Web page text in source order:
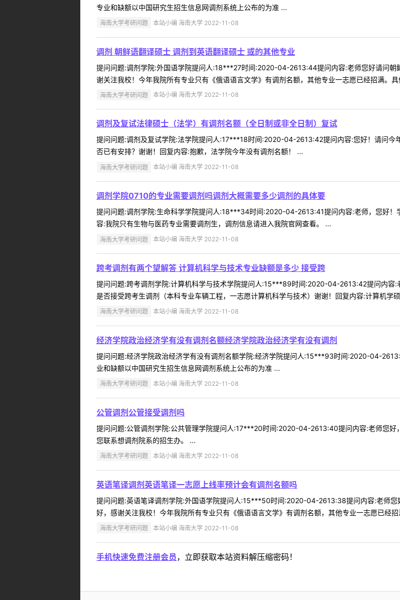
专业和缺额以中国研究生招生信息网调剂系统上公布的为准 ...
海南大学考研问题 本站小编 海南大学 2022-11-08
调剂 朝鲜语翻译硕士 调剂到英语翻译硕士 或的其他专业
提问问题:调剂学院:外国语学院提问人:18***27时间:2020-04-2613:44提问内容:老师您好请问朝
谢关注我校！今年我院所有专业只有《俄语语言文学》有调剂名额，其他专业一志愿已经招满。
海南大学考研问题 本站小编 海南大学 2022-11-08
调剂及复试法律硕士（法学）有调剂名额（全日制或非全日制）复试
提问问题:调剂及复试学院:法学院提问人:17***18时间:2020-04-2613:42提问内容:您好！请问今
否已有安排？谢谢！回复内容:抱歉，法学院今年没有调剂名额！ ...
海南大学考研问题 本站小编 海南大学 2022-11-08
调剂学院0710的专业需要调剂吗调剂大概需要多少调剂的具体要
提问问题:调剂学院:生命科学学院提问人:18***34时间:2020-04-2613:41提问内容:老师，您好
容:我院只有生物与医药专业需要调剂生，调剂信息请进入我院官网查看。 ...
海南大学考研问题 本站小编 海南大学 2022-11-08
跨考调剂有两个望解答 计算机科学与技术专业缺额是多少 接受跨
提问问题:跨考调剂学院:计算机科学与技术学院提问人:15***89时间:2020-04-2613:42提问内容:
是否接受跨考生调剂（本科专业车辆工程，一志愿计算机科学与技术）谢谢！回复内容:计算机学
海南大学考研问题 本站小编 海南大学 2022-11-08
经济学院政治经济学有没有调剂名额经济学院政治经济学有没有调剂
提问问题:经济学院政治经济学有没有调剂名额学院:经济学院提问人:15***93时间:2020-04-
业和缺额以中国研究生招生信息网调剂系统上公布的为准 ...
海南大学考研问题 本站小编 海南大学 2022-11-08
公管调剂公管接受调剂吗
提问问题:公管调剂学院:公共管理学院提问人:17***20时间:2020-04-2613:40提问内容:老师您好
您联系想调剂院系的招生办。 ...
海南大学考研问题 本站小编 海南大学 2022-11-08
英语笔译调剂英语笔译一志愿上线率预计会有调剂名额吗
提问问题:英语笔译调剂学院:外国语学院提问人:15***50时间:2020-04-2613:38提问内容:老师
好，感谢关注我校！今年我院所有专业只有《俄语语言文学》有调剂名额，其他专业一志愿已经
海南大学考研问题 本站小编 海南大学 2022-11-08
手机快速免费注册会员 ，立即获取本站资料解压缩密码！